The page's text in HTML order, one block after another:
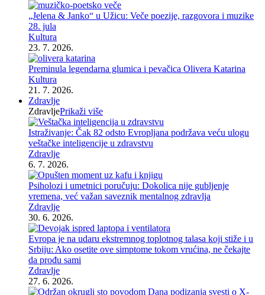
„Jelena & Janko“ u Užicu: Veče poezije, razgovora i muzike
28. jula
Kultura
23. 7. 2026.
Preminula legendarna glumica i pevačica Olivera Katarina
Kultura
21. 7. 2026.
Zdravlje
ZdravljePrikaži više
Istraživanje: Čak 82 odsto Evropljana podržava veću ulogu
veštačke inteligencije u zdravstvu
Zdravlje
6. 7. 2026.
Psiholozi i umetnici poručuju: Dokolica nije gubljenje
vremena, već važan saveznik mentalnog zdravlja
Zdravlje
30. 6. 2026.
Evropa je na udaru ekstremnog toplotnog talasa koji stiže i u
Srbiju: Ako osetite ove simptome tokom vrućina, ne čekajte
da prođu sami
Zdravlje
27. 6. 2026.